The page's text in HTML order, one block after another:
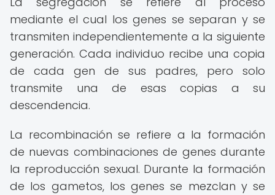
mediante el cual los genes se separan y se
transmiten independientemente a la siguiente
generación. Cada individuo recibe una copia
de cada gen de sus padres, pero solo
transmite una de esas copias a su
descendencia.
La recombinación se refiere a la formación
de nuevas combinaciones de genes durante
la reproducción sexual. Durante la formación
de los gametos, los genes se mezclan y se